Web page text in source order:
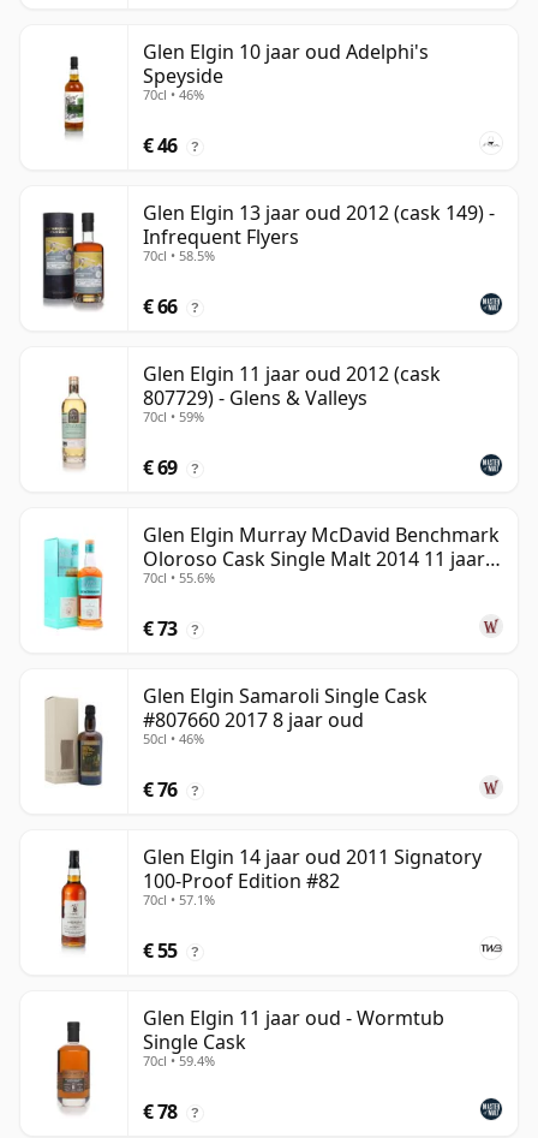
Glen Elgin 10 jaar oud Adelphi's
Speyside
70cl • 46%
€ 46 ?
Glen Elgin 13 jaar oud 2012 (cask 149) -
Infrequent Flyers
70cl • 58.5%
€ 66 ?
Glen Elgin 11 jaar oud 2012 (cask
807729) - Glens & Valleys
70cl • 59%
€ 69 ?
Glen Elgin Murray McDavid Benchmark
Oloroso Cask Single Malt 2014 11 jaar
oud
70cl • 55.6%
€ 73 ?
Glen Elgin Samaroli Single Cask
#807660 2017 8 jaar oud
50cl • 46%
€ 76 ?
Glen Elgin 14 jaar oud 2011 Signatory
100-Proof Edition #82
70cl • 57.1%
€ 55 ?
Glen Elgin 11 jaar oud - Wormtub
Single Cask
70cl • 59.4%
€ 78 ?